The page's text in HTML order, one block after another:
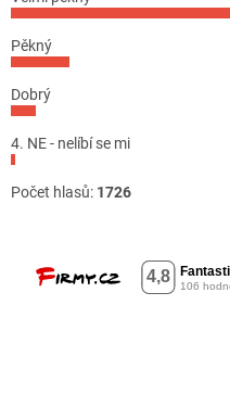
Pěkný
Dobrý
4. NE - nelíbí se mi
Počet hlasů: 1726